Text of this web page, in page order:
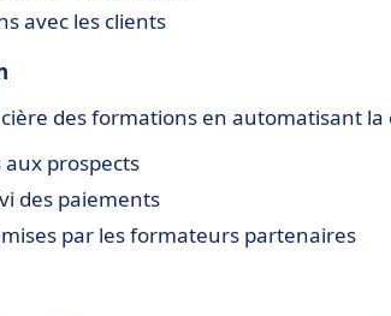
avec les clients
des formations en automatisant
prospects
des paiements
par les formateurs partenaires